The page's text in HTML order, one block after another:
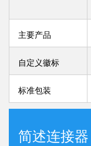
主要产品
自定义徽标
标准包装
简述连接器